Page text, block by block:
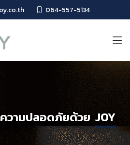
064-557-5134
วามปลอดภัยด้วย JOY